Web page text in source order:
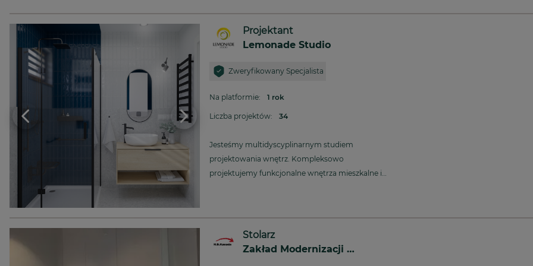
Projektant
Lemonade Studio
Zweryfikowany Specjalista
Na platformie: 1 rok
Liczba projektów: 34
Jesteśmy multidyscyplinarnym studiem
projektowania wnętrz. Kompleksowo
projektujemy funkcjonalne wnętrza mieszkalne i
realistyczne wizualizacje, dokumentację
techniczną oraz zestawienia materiałów
wykończeniowych i elementów wyposażenia.
Stolarz
Zakład Modernizacji Wnętrz H.B.Kanada